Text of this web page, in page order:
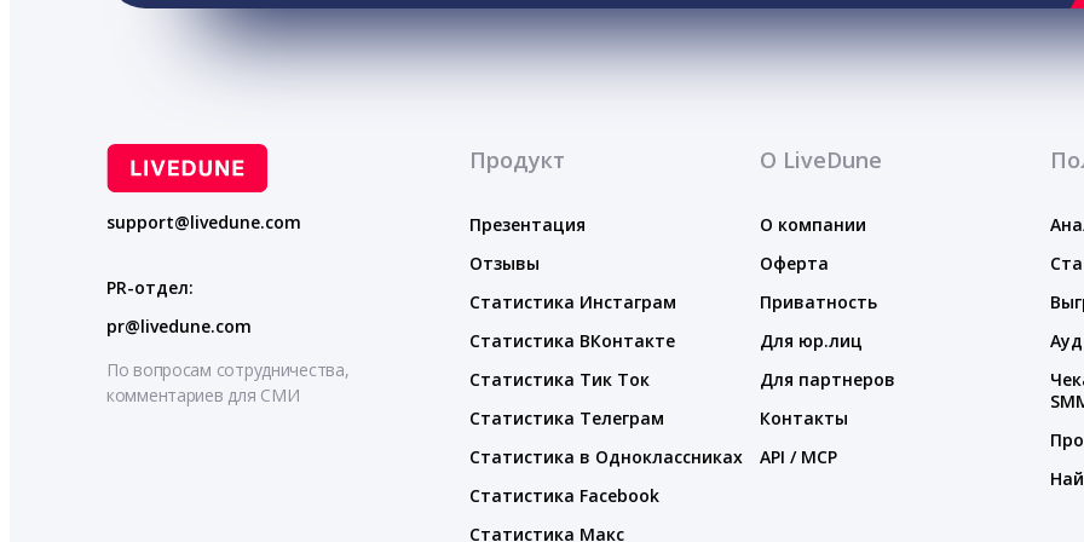
support@livedune.com
PR-отдел:
pr@livedune.com
По вопросам сотрудничества,
комментариев для СМИ
Продукт
Презентация
Отзывы
Статистика Инстаграм
Статистика ВКонтакте
Статистика Тик Ток
Статистика Телеграм
Статистика в Одноклассниках
Статистика Facebook
Статистика Макс
О LiveDune
О компании
Оферта
Приватность
Для юр.лиц
Для партнеров
Контакты
API / MCP